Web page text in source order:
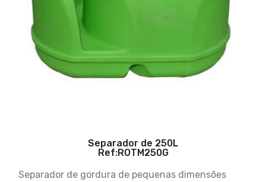
Separador de 250L
Ref:ROTM250G
Separador de gordura de pequenas dimensões